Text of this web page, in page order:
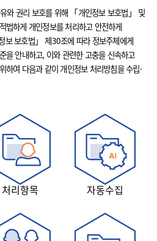
와 권리 보호를 위해 「개인정보 보호법」 및
법하게 개인정보를 처리하고 안전하게
보 보호법」 제30조에 따라 정보주체에게
을 안내하고, 이와 관련한 고충을 신속하고
하여 다음과 같이 개인정보 처리방침을 수립·
처리항목 자동수집